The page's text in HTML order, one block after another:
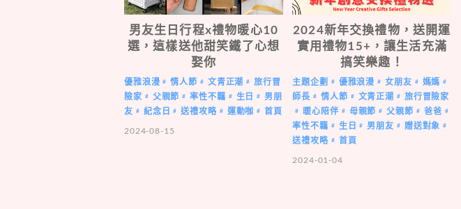
男友生日行程x禮物暖心10
選，這樣送他甜笑鐵了心想
娶你
優雅浪漫 # 情人節 # 文青正潮 #
旅行冒
險家 # 父親節 # 率性不羈 # 生日 #
男朋
友 # 紀念日 # 送禮攻略 # 運動咖 #
首頁
2024-08-15
2024新年交換禮物，送開運
實用禮物15+，讓生活充滿
搞笑樂趣！
主題企劃 # 優雅浪漫 # 女朋友 # 媽媽 #
師長 # 情人節 # 文青正潮 # 旅行冒險家
# 暖心陪伴 # 母親節 # 父親節 # 爸爸 #
率性不羈 # 生日 # 男朋友 # 贈送對象 #
送禮攻略 #
首頁
2024-01-04